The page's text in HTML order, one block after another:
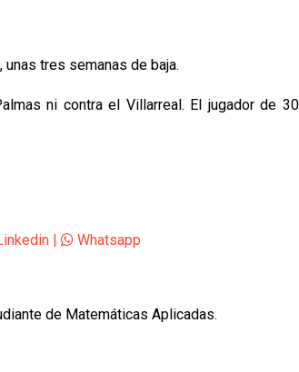
tres semanas de baja.
ni contra el Villarreal. El jugador de
| Whatsapp
de Matemáticas Aplicadas.